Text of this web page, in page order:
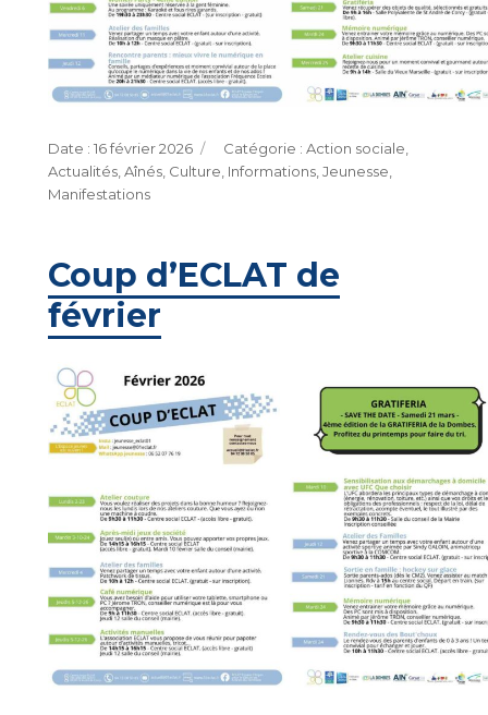
Publié
le
16 février 2026 Catégories
Action sociale,
Actualités,Aînés, Culture, Informations,Jeunesse,
Manifestations
Coup d’ECLAT de
février